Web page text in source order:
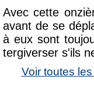
Avec cette
avant de se
à eux sont
tergiverser s'ils
Voir toutes